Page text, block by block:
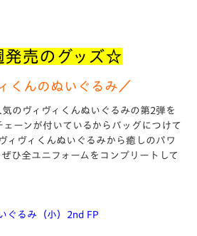
売のグッズ☆
くんのぬいぐるみ／
のヴィヴィくんぬいぐるみの第2弾を
ェーンが付いているからバッグにつけて
ィヴィくんぬいぐるみから癒しのパワ
ひ全ユニフォームをコンプリートして
ぐるみ（小）2nd FP